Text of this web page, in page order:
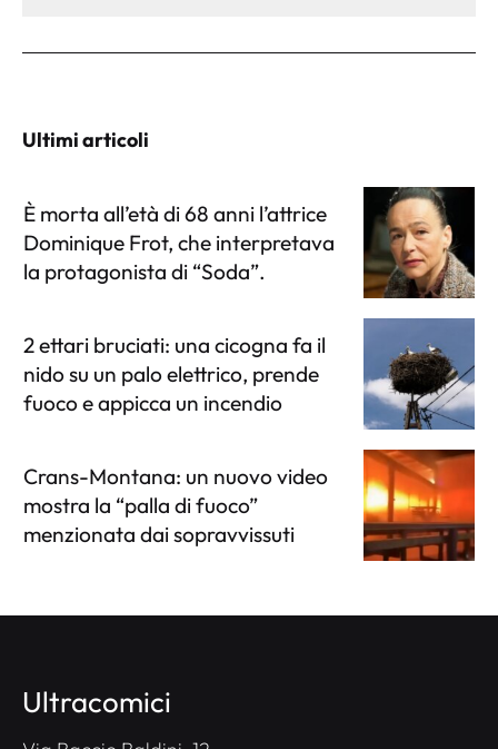
Ultimi articoli
È morta all’età di 68 anni l’attrice
Dominique Frot, che interpretava
la protagonista di “Soda”.
2 ettari bruciati: una cicogna fa il
nido su un palo elettrico, prende
fuoco e appicca un incendio
Crans-Montana: un nuovo video
mostra la “palla di fuoco”
menzionata dai sopravvissuti
Ultracomici